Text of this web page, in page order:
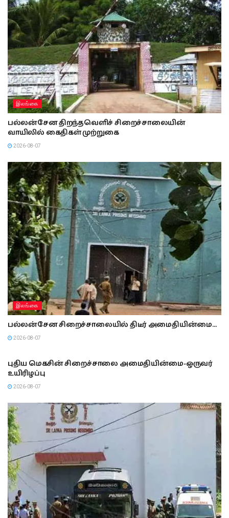
இலங்கை
பல்லன்சேன திறந்தவெளிச் சிறைச்சாலையின்
வாயிலில் கைதிகள் முற்றுகை
2026-08-07
இலங்கை
பல்லன்சேன சிறைச்சாலையில் திடீர் அமைதியின்மை…
2026-08-07
புதிய மெகசின் சிறைச்சாலை அமைதியின்மை-ஒருவர்
உயிரிழப்பு
2026-08-07